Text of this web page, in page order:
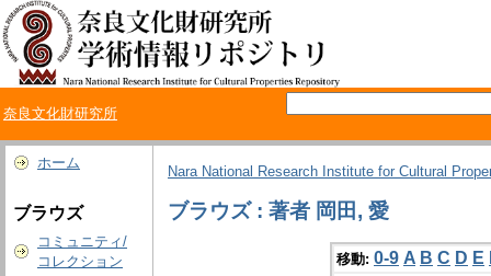
奈良文化財研究所
ホーム
ブラウズ
コミュニティ/
コレクション
Nara National Research Institute for Cultural
ブラウズ : 著者 岡田, 愛
移動: 0-9 A B C D E